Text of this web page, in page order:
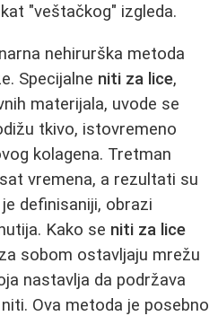
"veštačkog" izgleda.
nehirurška metoda
Specijalne niti za lice,
materijala, uvode se
tkivo, istovremeno
kolagena. Tretman
vremena, a rezultati su
definisaniji, obrazi
Kako se niti za lice
sobom ostavljaju mrežu
nastavlja da podržava
Ova metoda je posebno